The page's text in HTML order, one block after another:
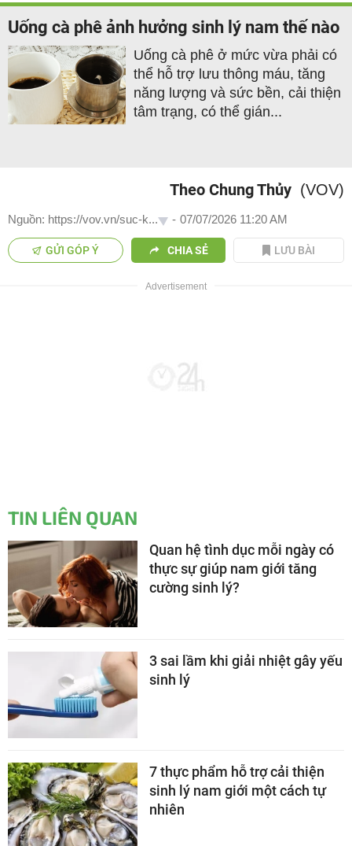
Uống cà phê ảnh hưởng sinh lý nam thế nào
Uống cà phê ở mức vừa phải có
thể hỗ trợ lưu thông máu, tăng
năng lượng và sức bền, cải thiện
tâm trạng, có thể gián...
Theo Chung Thủy (VOV)
Nguồn: https://vov.vn/suc-k... - 07/07/2026 11:20 AM
GỬI GÓP Ý CHIA SẺ LƯU BÀI
TIN LIÊN QUAN
Quan hệ tình dục mỗi ngày có
thực sự giúp nam giới tăng
cường sinh lý?
3 sai lầm khi giải nhiệt gây yếu
sinh lý
7 thực phẩm hỗ trợ cải thiện
sinh lý nam giới một cách tự
nhiên